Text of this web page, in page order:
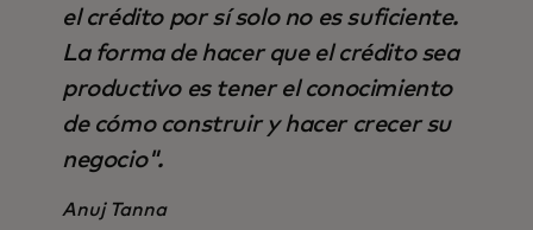
el crédito por sí solo no es suficiente.
La forma de hacer que el crédito sea
productivo es tener el conocimiento
de cómo construir y hacer crecer su
negocio".
Anuj Tanna